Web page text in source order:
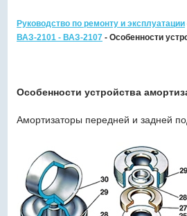
Руководство по ремонту и эксплуатации
ВАЗ-2101 - ВАЗ-2107- Особенности
Особенности устройства
Амортизаторы передней и задней